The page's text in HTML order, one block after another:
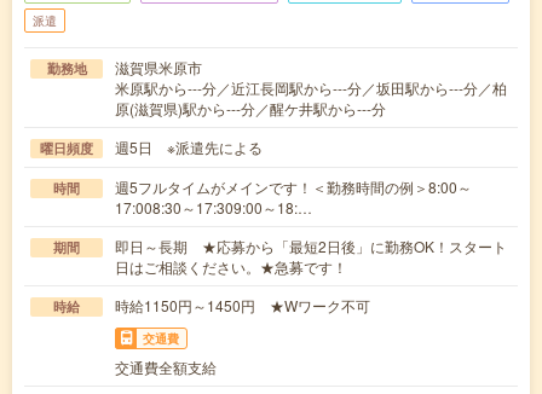
派遣
勤務地
滋賀県米原市
米原駅から---分／近江長岡駅から---分／坂田駅から---分／柏
原(滋賀県)駅から---分／醒ケ井駅から---分
曜日頻度 週5日 ※派遣先による
時間
週5フルタイムがメインです！＜勤務時間の例＞8:00～
17:008:30～17:309:00～18:…
期間
即日～長期 ★応募から「最短2日後」に勤務OK！スタート
日はご相談ください。★急募です！
時給 時給1150円～1450円 ★Wワーク不可
交通費
交通費全額支給